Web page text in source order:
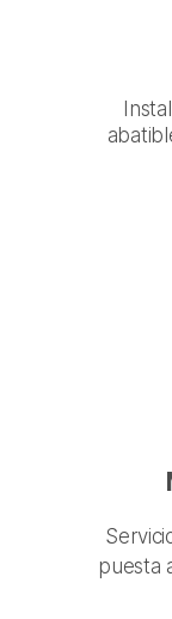
puesta